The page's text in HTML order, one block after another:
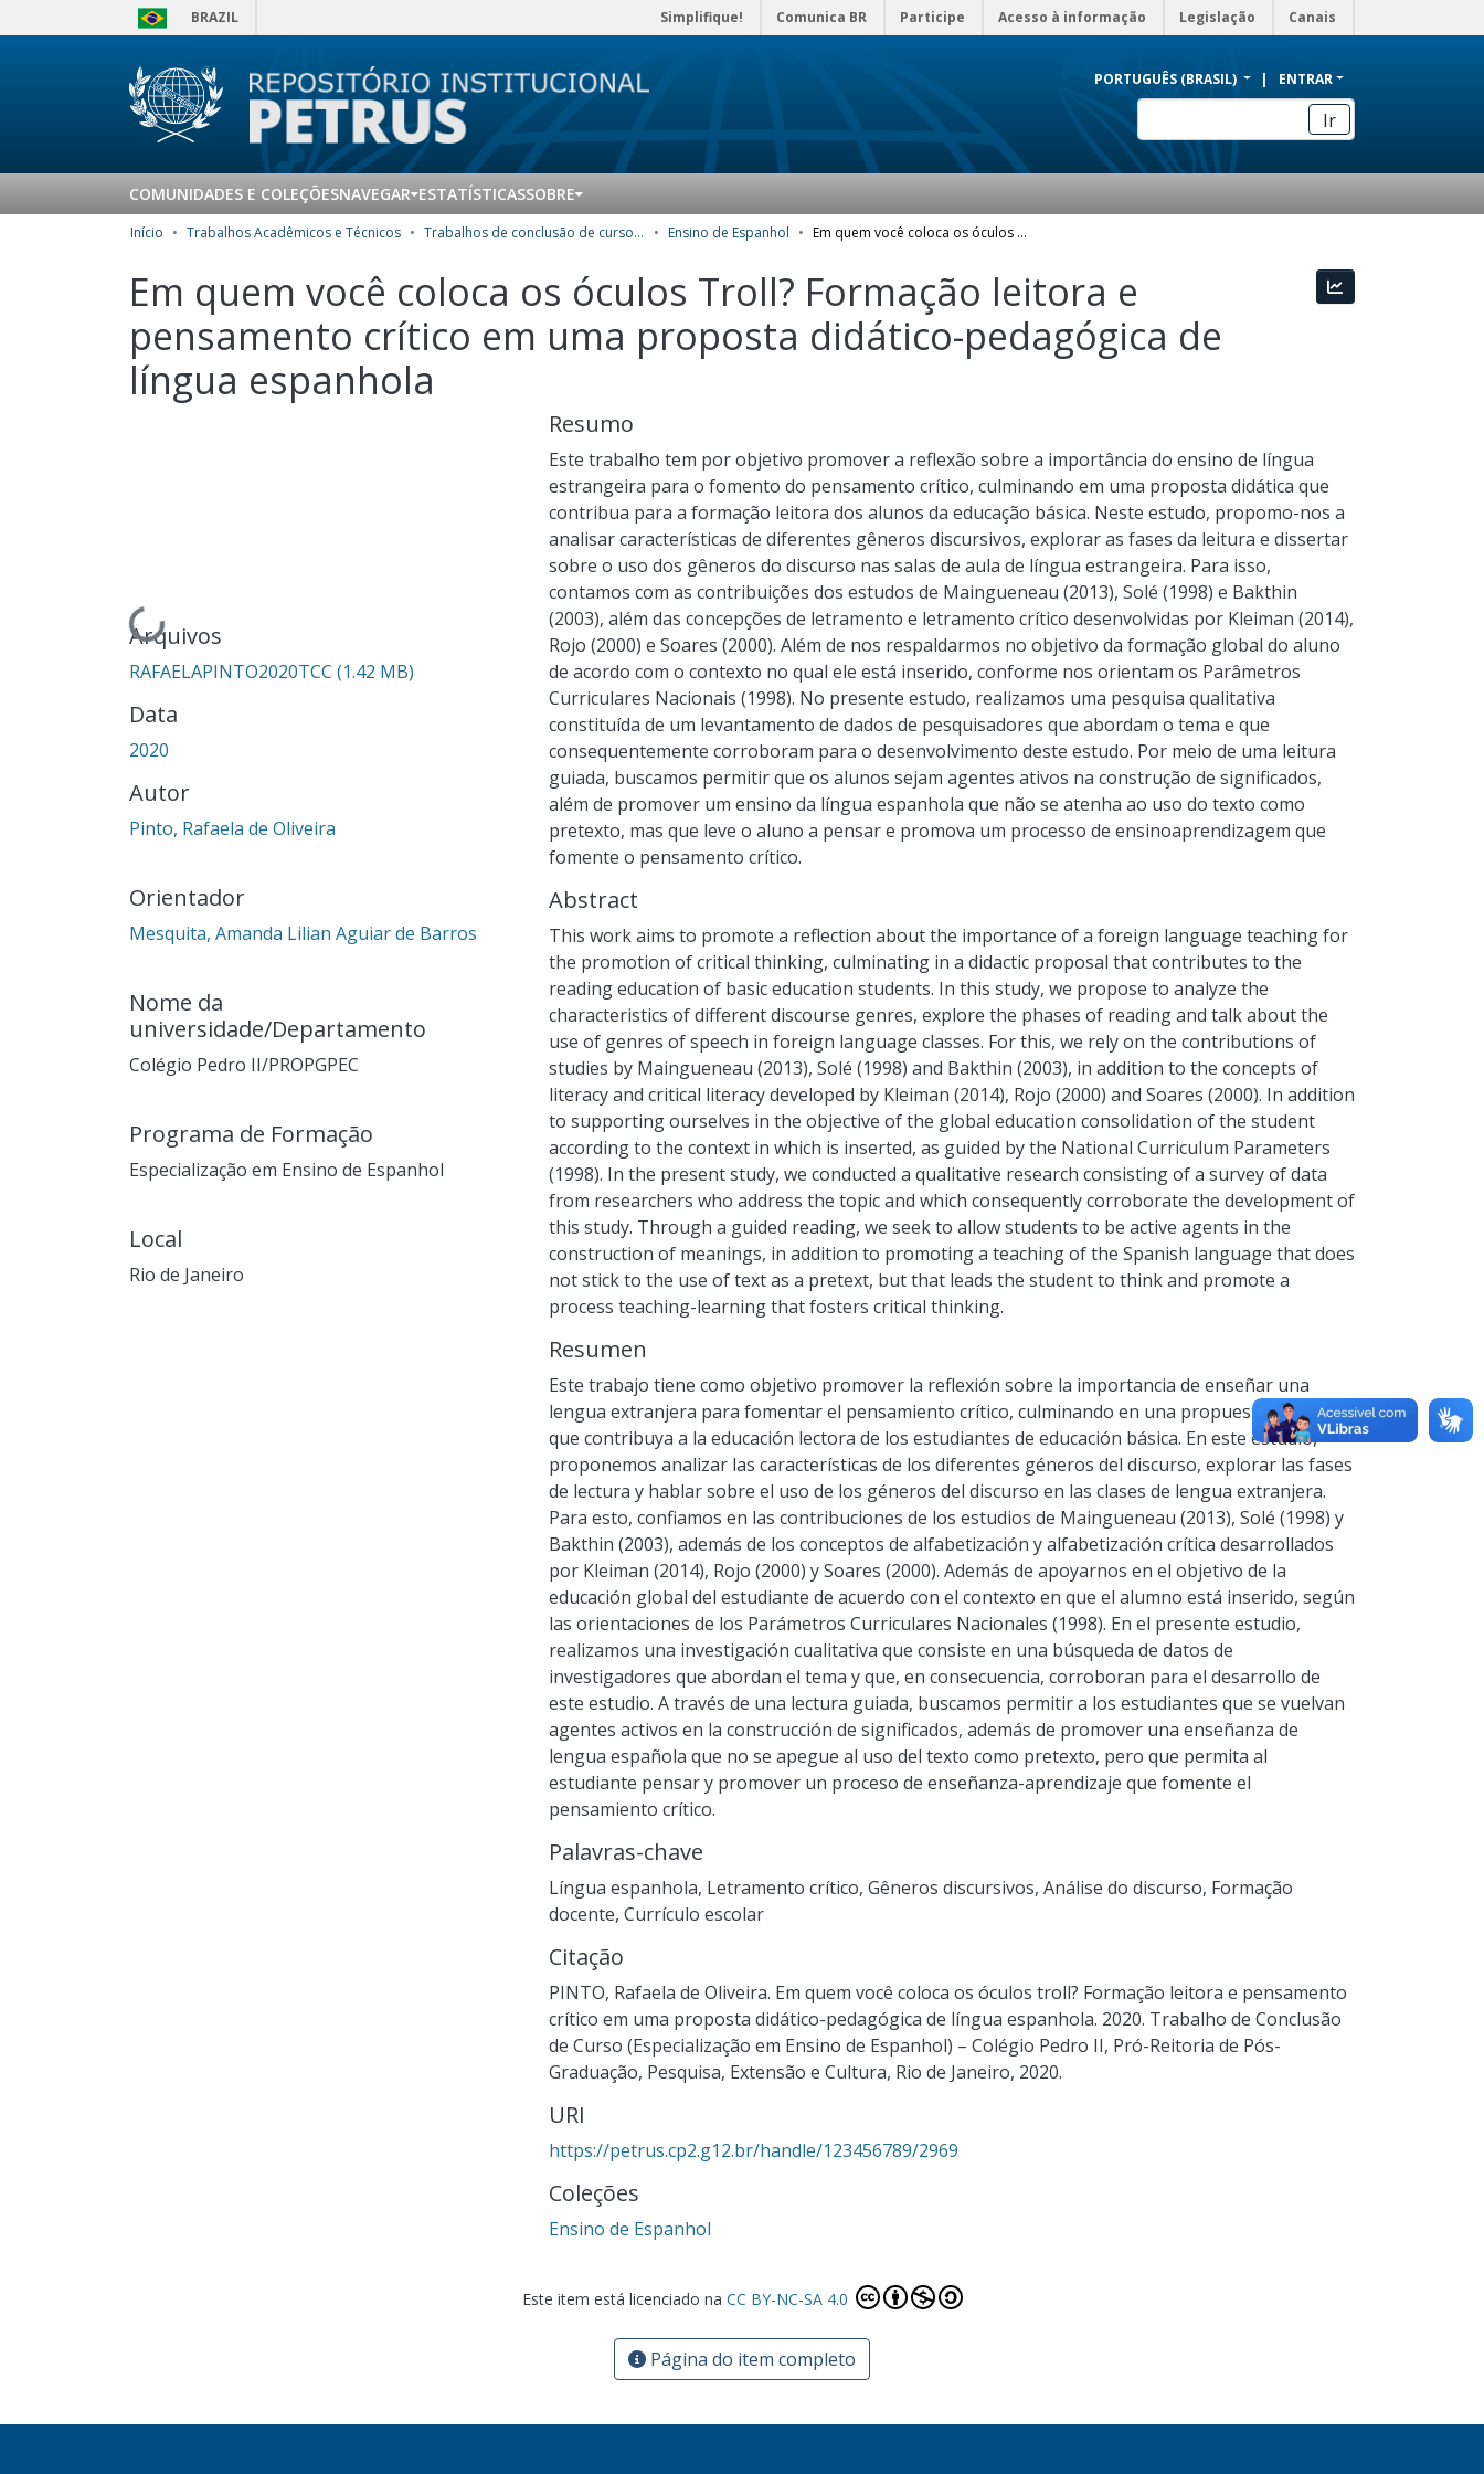
BRAZIL Simplifique! Comunica BR Participe Acesso à informação Legislação Canais
PORTUGUÊS (BRASIL) ENTRAR
Ir
COMUNIDADES E COLEÇÕESNAVEGAR ESTATÍSTICASSOBRE
Início Trabalhos Acadêmicos e Técnicos Trabalhos de conclusão de curso de Especialização Ensino de Espanhol Em quem você coloca os óculos Troll? Formação leitora e pensamento crítico em uma proposta didático-pedagógica de língua espanhola
Em quem você coloca os óculos Troll? Formação leitora e
pensamento crítico em uma proposta didático-pedagógica de
língua espanhola
Carregando...Arquivos
RAFAELAPINTO2020TCC (1.42 MB)
Data
2020
Autor
Pinto, Rafaela de Oliveira
Orientador
Mesquita, Amanda Lilian Aguiar de Barros
Nome da
universidade/Departamento
Colégio Pedro II/PROPGPEC
Programa de Formação
Especialização em Ensino de Espanhol
Local
Rio de Janeiro
Resumo
Este trabalho tem por objetivo promover a reflexão sobre a importância do ensino de língua
estrangeira para o fomento do pensamento crítico, culminando em uma proposta didática que
contribua para a formação leitora dos alunos da educação básica. Neste estudo, propomo-nos a
analisar características de diferentes gêneros discursivos, explorar as fases da leitura e dissertar
sobre o uso dos gêneros do discurso nas salas de aula de língua estrangeira. Para isso,
contamos com as contribuições dos estudos de Maingueneau (2013), Solé (1998) e Bakthin
(2003), além das concepções de letramento e letramento crítico desenvolvidas por Kleiman (2014),
Rojo (2000) e Soares (2000). Além de nos respaldarmos no objetivo da formação global do aluno
de acordo com o contexto no qual ele está inserido, conforme nos orientam os Parâmetros
Curriculares Nacionais (1998). No presente estudo, realizamos uma pesquisa qualitativa
constituída de um levantamento de dados de pesquisadores que abordam o tema e que
consequentemente corroboram para o desenvolvimento deste estudo. Por meio de uma leitura
guiada, buscamos permitir que os alunos sejam agentes ativos na construção de significados,
além de promover um ensino da língua espanhola que não se atenha ao uso do texto como
pretexto, mas que leve o aluno a pensar e promova um processo de ensinoaprendizagem que
fomente o pensamento crítico.
Abstract
This work aims to promote a reflection about the importance of a foreign language teaching for
the promotion of critical thinking, culminating in a didactic proposal that contributes to the
reading education of basic education students. In this study, we propose to analyze the
characteristics of different discourse genres, explore the phases of reading and talk about the
use of genres of speech in foreign language classes. For this, we rely on the contributions of
studies by Maingueneau (2013), Solé (1998) and Bakthin (2003), in addition to the concepts of
literacy and critical literacy developed by Kleiman (2014), Rojo (2000) and Soares (2000). In addition
to supporting ourselves in the objective of the global education consolidation of the student
according to the context in which is inserted, as guided by the National Curriculum Parameters
(1998). In the present study, we conducted a qualitative research consisting of a survey of data
from researchers who address the topic and which consequently corroborate the development of
this study. Through a guided reading, we seek to allow students to be active agents in the
construction of meanings, in addition to promoting a teaching of the Spanish language that does
not stick to the use of text as a pretext, but that leads the student to think and promote a
process teaching-learning that fosters critical thinking.
Resumen
Este trabajo tiene como objetivo promover la reflexión sobre la importancia de enseñar una
lengua extranjera para fomentar el pensamiento crítico, culminando en una propuesta didáctica
que contribuya a la educación lectora de los estudiantes de educación básica. En este estudio,
proponemos analizar las características de los diferentes géneros del discurso, explorar las fases
de lectura y hablar sobre el uso de los géneros del discurso en las clases de lengua extranjera.
Para esto, confiamos en las contribuciones de los estudios de Maingueneau (2013), Solé (1998) y
Bakthin (2003), además de los conceptos de alfabetización y alfabetización crítica desarrollados
por Kleiman (2014), Rojo (2000) y Soares (2000). Además de apoyarnos en el objetivo de la
educación global del estudiante de acuerdo con el contexto en que el alumno está inserido, según
las orientaciones de los Parámetros Curriculares Nacionales (1998). En el presente estudio,
realizamos una investigación cualitativa que consiste en una búsqueda de datos de
investigadores que abordan el tema y que, en consecuencia, corroboran para el desarrollo de
este estudio. A través de una lectura guiada, buscamos permitir a los estudiantes que se vuelvan
agentes activos en la construcción de significados, además de promover una enseñanza de
lengua española que no se apegue al uso del texto como pretexto, pero que permita al
estudiante pensar y promover un proceso de enseñanza-aprendizaje que fomente el
pensamiento crítico.
Palavras-chave
Língua espanhola, Letramento crítico, Gêneros discursivos, Análise do discurso, Formação
docente, Currículo escolar
Citação
PINTO, Rafaela de Oliveira. Em quem você coloca os óculos troll? Formação leitora e pensamento
crítico em uma proposta didático-pedagógica de língua espanhola. 2020. Trabalho de Conclusão
de Curso (Especialização em Ensino de Espanhol) – Colégio Pedro II, Pró-Reitoria de Pós-
Graduação, Pesquisa, Extensão e Cultura, Rio de Janeiro, 2020.
URI
https://petrus.cp2.g12.br/handle/123456789/2969
Coleções
Ensino de Espanhol
Este item está licenciado na CC BY-NC-SA 4.0
Página do item completo